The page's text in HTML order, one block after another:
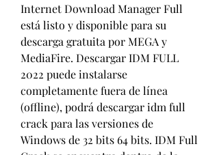
Internet Download Manager Full
está listo y disponible para su
descarga gratuita por MEGA y
MediaFire. Descargar IDM FULL
2022 puede instalarse
completamente fuera de línea
(offline), podrá descargar idm full
crack para las versiones de
Windows de 32 bits 64 bits. IDM Full